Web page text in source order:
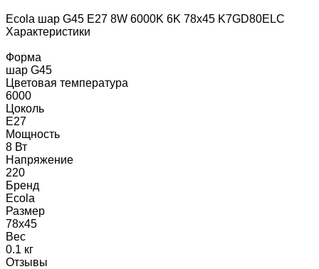
Ecola шар G45 E27 8W 6000K 6K 78x45 K7GD80ELC
Характеристики
Форма
шар G45
Цветовая температура
6000
Цоколь
E27
Мощность
8 Вт
Напряжение
220
Бренд
Ecola
Размер
78x45
Вес
0.1 кг
Отзывы